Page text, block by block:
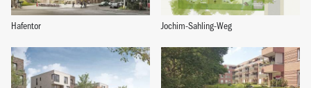
Hafentor Jochim-Sahling-Weg